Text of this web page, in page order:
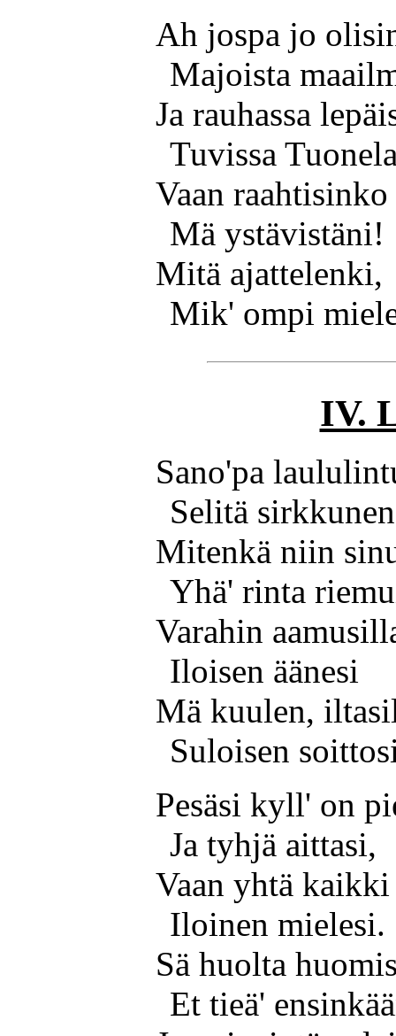
Ah jospa jo
Majoista
Ja rauhassa
Tuvissa
Vaan raahtisinko
Mä ystävistäni!
Mitä ajattelenki,
Mik' ompi
IV.
Sano'pa
Selitä
Mitenkä niin
Yhä' rinta
Varahin
Iloisen äänesi
Mä kuulen,
Suloisen
Pesäsi kyll' on
Ja tyhjä aittasi,
Vaan yhtä
Iloinen mielesi.
Sä huolta
Et tieä'